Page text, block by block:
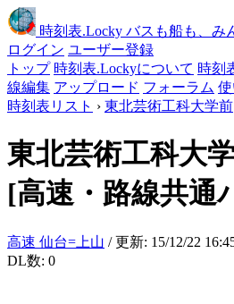
時刻表.Locky バスも船も、み
ログイン ユーザー登録
トップ 時刻表.Lockyについて 時刻
線編集 アップロード フォーラム
時刻表リスト › 東北芸術工科大学前
東北芸術工科大
[高速・路線共通
高速 仙台=上山 / 更新: 15/12/22
DL数: 0